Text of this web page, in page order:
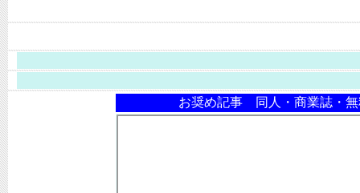
お奨め記事 同人・商業誌・無